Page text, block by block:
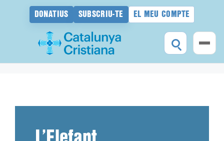
DONATIUS SUBSCRIU-TE EL MEU COMPTE